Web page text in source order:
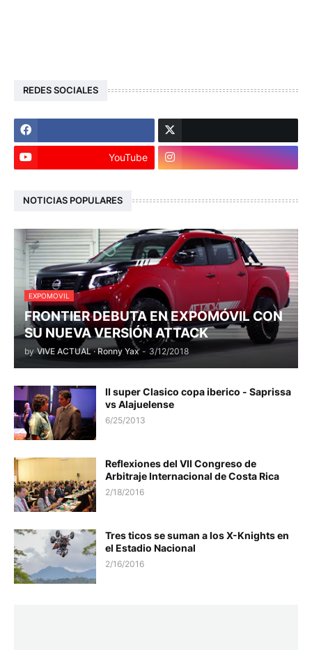
REDES SOCIALES
YouTube
NOTICIAS POPULARES
EXPOMOVIL
FRONTIER DEBUTA EN EXPOMÓVIL CON
SU NUEVA VERSIÓN ATTACK
by VIVE ACTUAL · Ronny Yax - 3/12/2018
II super Clasico copa iberico - Saprissa
vs Alajuelense
6/25/2013
Reflexiones del VII Congreso de
Arbitraje Internacional de Costa Rica
2/18/2016
Tres ticos se suman a los X-Knights en
el Estadio Nacional
2/16/2016